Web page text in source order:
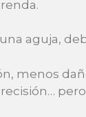
aguja,
menos